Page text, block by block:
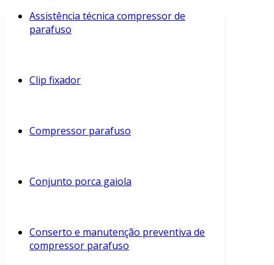
Assistência técnica compressor de
parafuso
Clip fixador
Compressor parafuso
Conjunto porca gaiola
Conserto e manutenção preventiva de
compressor parafuso